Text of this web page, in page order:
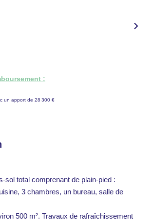
:
un apport de 28 300 €
sol total comprenant de plain-pied :
3 chambres, un bureau, salle de
500 m². Travaux de rafraîchissement